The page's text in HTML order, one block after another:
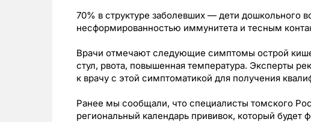
70% в структуре заболевших — дети дошкольного
несформированностью иммунитета и тесным
Врачи отмечают следующие симптомы острой
стул, рвота, повышенная температура. Эксперты
к врачу с этой симптоматикой для получения
Ранее мы сообщали, что специалисты томского
региональный календарь прививок, который будет